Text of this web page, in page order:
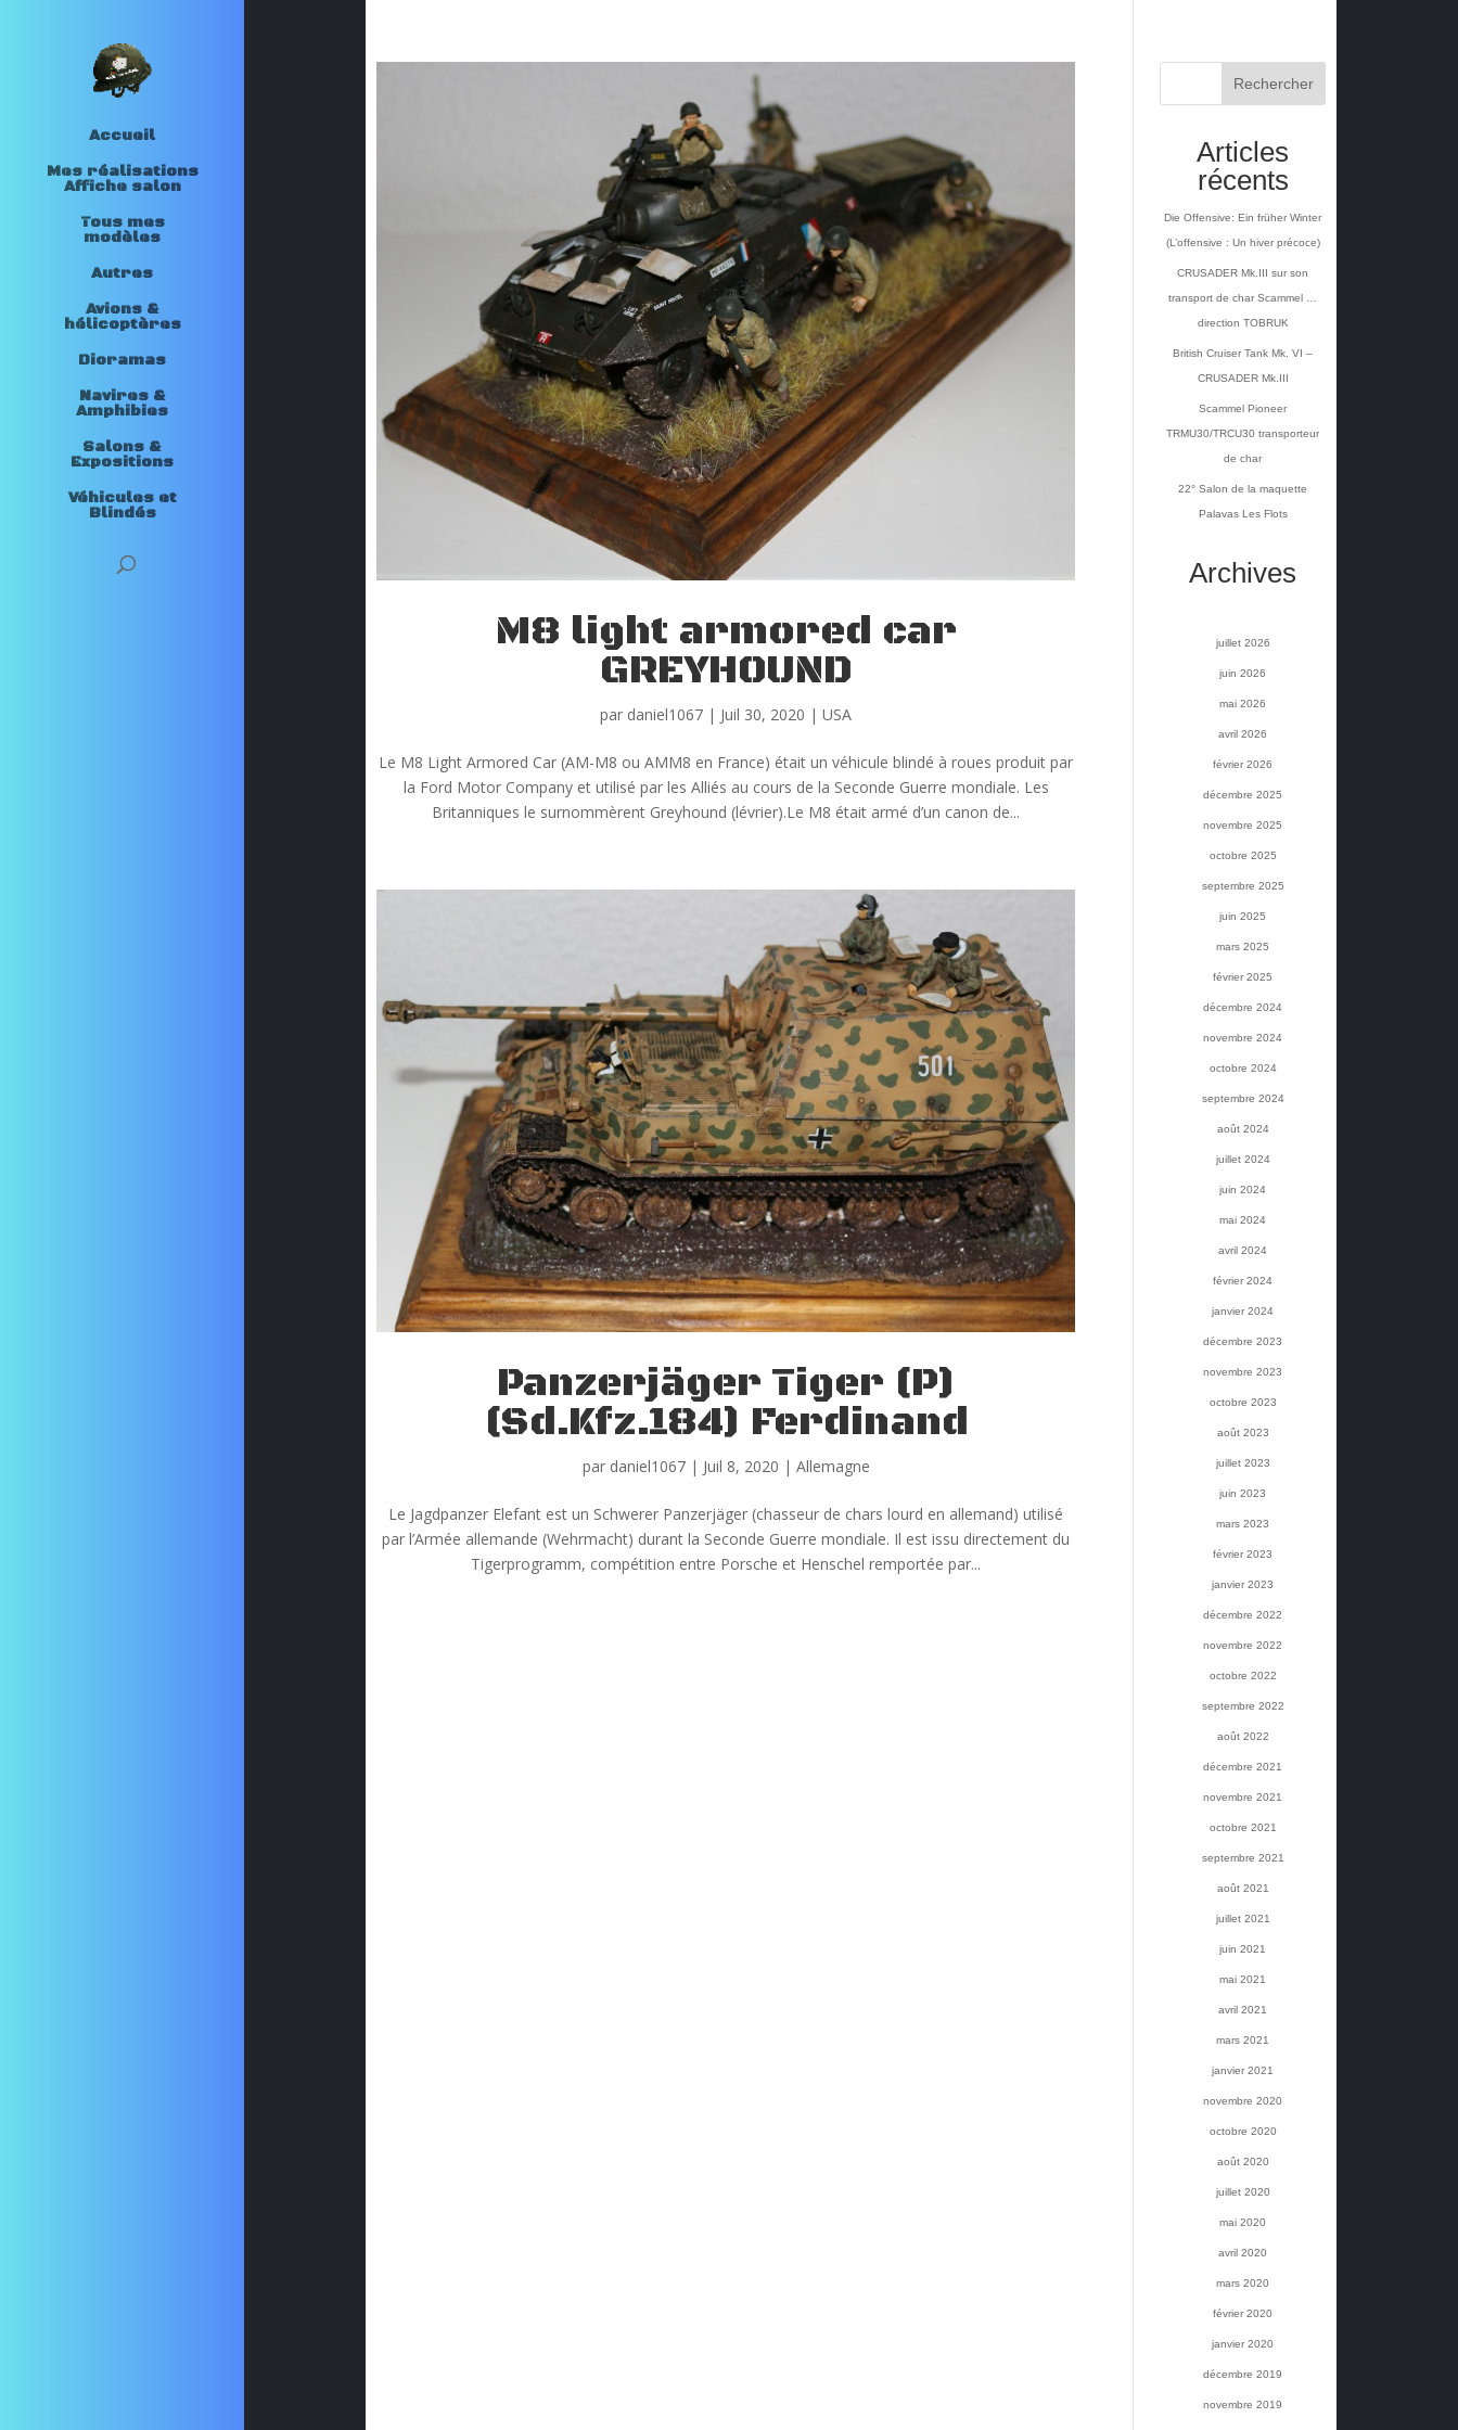
Accueil
Mes réalisations
Affiche salon
Tous mes
modèles
Autres
Avions &
hélicoptères
Dioramas
Navires &
Amphibies
Salons &
Expositions
Véhicules et
Blindés
M8 light armored car
GREYHOUND
par daniel1067 | Juil 30, 2020 |USA
Le M8 Light Armored Car (AM-M8 ou AMM8 en France) était un véhicule blindé à roues produit par
la Ford Motor Company et utilisé par les Alliés au cours de la Seconde Guerre mondiale. Les
Britanniques le surnommèrent Greyhound (lévrier).Le M8 était armé d’un canon de...
Panzerjäger Tiger (P)
(Sd.Kfz.184) Ferdinand
par daniel1067| Juil 8, 2020 | Allemagne
Le Jagdpanzer Elefant est un Schwerer Panzerjäger (chasseur de chars lourd en allemand) utilisé
par l’Armée allemande (Wehrmacht) durant la Seconde Guerre mondiale. Il est issu directement du
Tigerprogramm, compétition entre Porsche et Henschel remportée par...
Rechercher
Articles
récents
Die Offensive: Ein früher Winter
(L’offensive : Un hiver précoce)
CRUSADER Mk.III sur son
transport de char Scammel …
direction TOBRUK
British Cruiser Tank Mk. VI –
CRUSADER Mk.III
Scammel Pioneer
TRMU30/TRCU30 transporteur
de char
22° Salon de la maquette
Palavas Les Flots
Archives
juillet 2026
juin 2026
mai 2026
avril 2026
février 2026
décembre 2025
novembre 2025
octobre 2025
septembre 2025
juin 2025
mars 2025
février 2025
décembre 2024
novembre 2024
octobre 2024
septembre 2024
août 2024
juillet 2024
juin 2024
mai 2024
avril 2024
février 2024
janvier 2024
décembre 2023
novembre 2023
octobre 2023
août 2023
juillet 2023
juin 2023
mars 2023
février 2023
janvier 2023
décembre 2022
novembre 2022
octobre 2022
septembre 2022
août 2022
décembre 2021
novembre 2021
octobre 2021
septembre 2021
août 2021
juillet 2021
juin 2021
mai 2021
avril 2021
mars 2021
janvier 2021
novembre 2020
octobre 2020
août 2020
juillet 2020
mai 2020
avril 2020
mars 2020
février 2020
janvier 2020
décembre 2019
novembre 2019